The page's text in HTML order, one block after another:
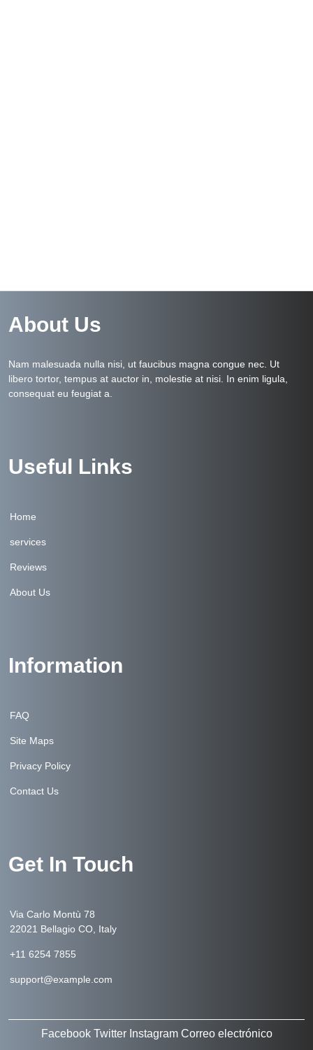
About Us
Nam malesuada nulla nisi, ut faucibus magna congue nec. Ut
libero tortor, tempus at auctor in, molestie at nisi. In enim ligula,
consequat eu feugiat a.
Useful Links
Home
services
Reviews
About Us
Information
FAQ
Site Maps
Privacy Policy
Contact Us
Get In Touch
Via Carlo Montù 78
22021 Bellagio CO, Italy
+11 6254 7855
support@example.com
Facebook Twitter Instagram Correo electrónico